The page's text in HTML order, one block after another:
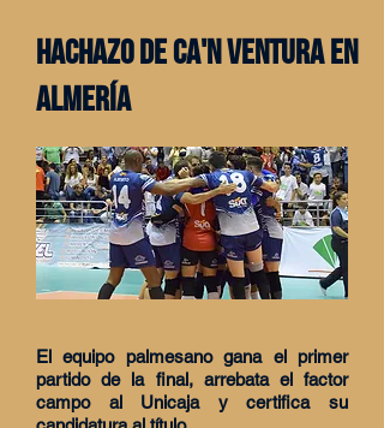
hachazo de ca'n ventura en
almería
El equipo palmesano gana el primer
partido de la final, arrebata el factor
campo al Unicaja y certifica su